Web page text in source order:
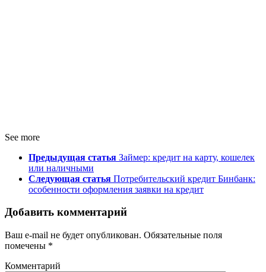
See more
Предыдущая статья Займер: кредит на карту, кошелек
или наличными
Следующая статья Потребительский кредит Бинбанк:
особенности оформления заявки на кредит
Добавить комментарий
Ваш e-mail не будет опубликован. Обязательные поля
помечены *
Комментарий